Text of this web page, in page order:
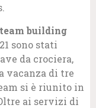
team building
sono stati
da crociera,
vacanza di tre
si è riunito in
ai servizi di